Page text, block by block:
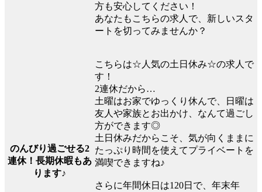
方も安心してください！
あなたもこちらの求人で、新しいスタ
ートを切ってみませんか？
のんびり過ごせる2
連休！長期休暇もあ
ります♪
こちらは☆人気の土日休み☆の求人で
す！
2連休だから…
土曜はお家でゆっくり休んで、日曜は
友人や家族とお出かけ、なんて過ごし
方ができます◎
土日休みだからこそ、気が向くままに
たっぷり時間を使えてプライベートを
満喫できますね♪
さらに年間休日は120日で、年末年